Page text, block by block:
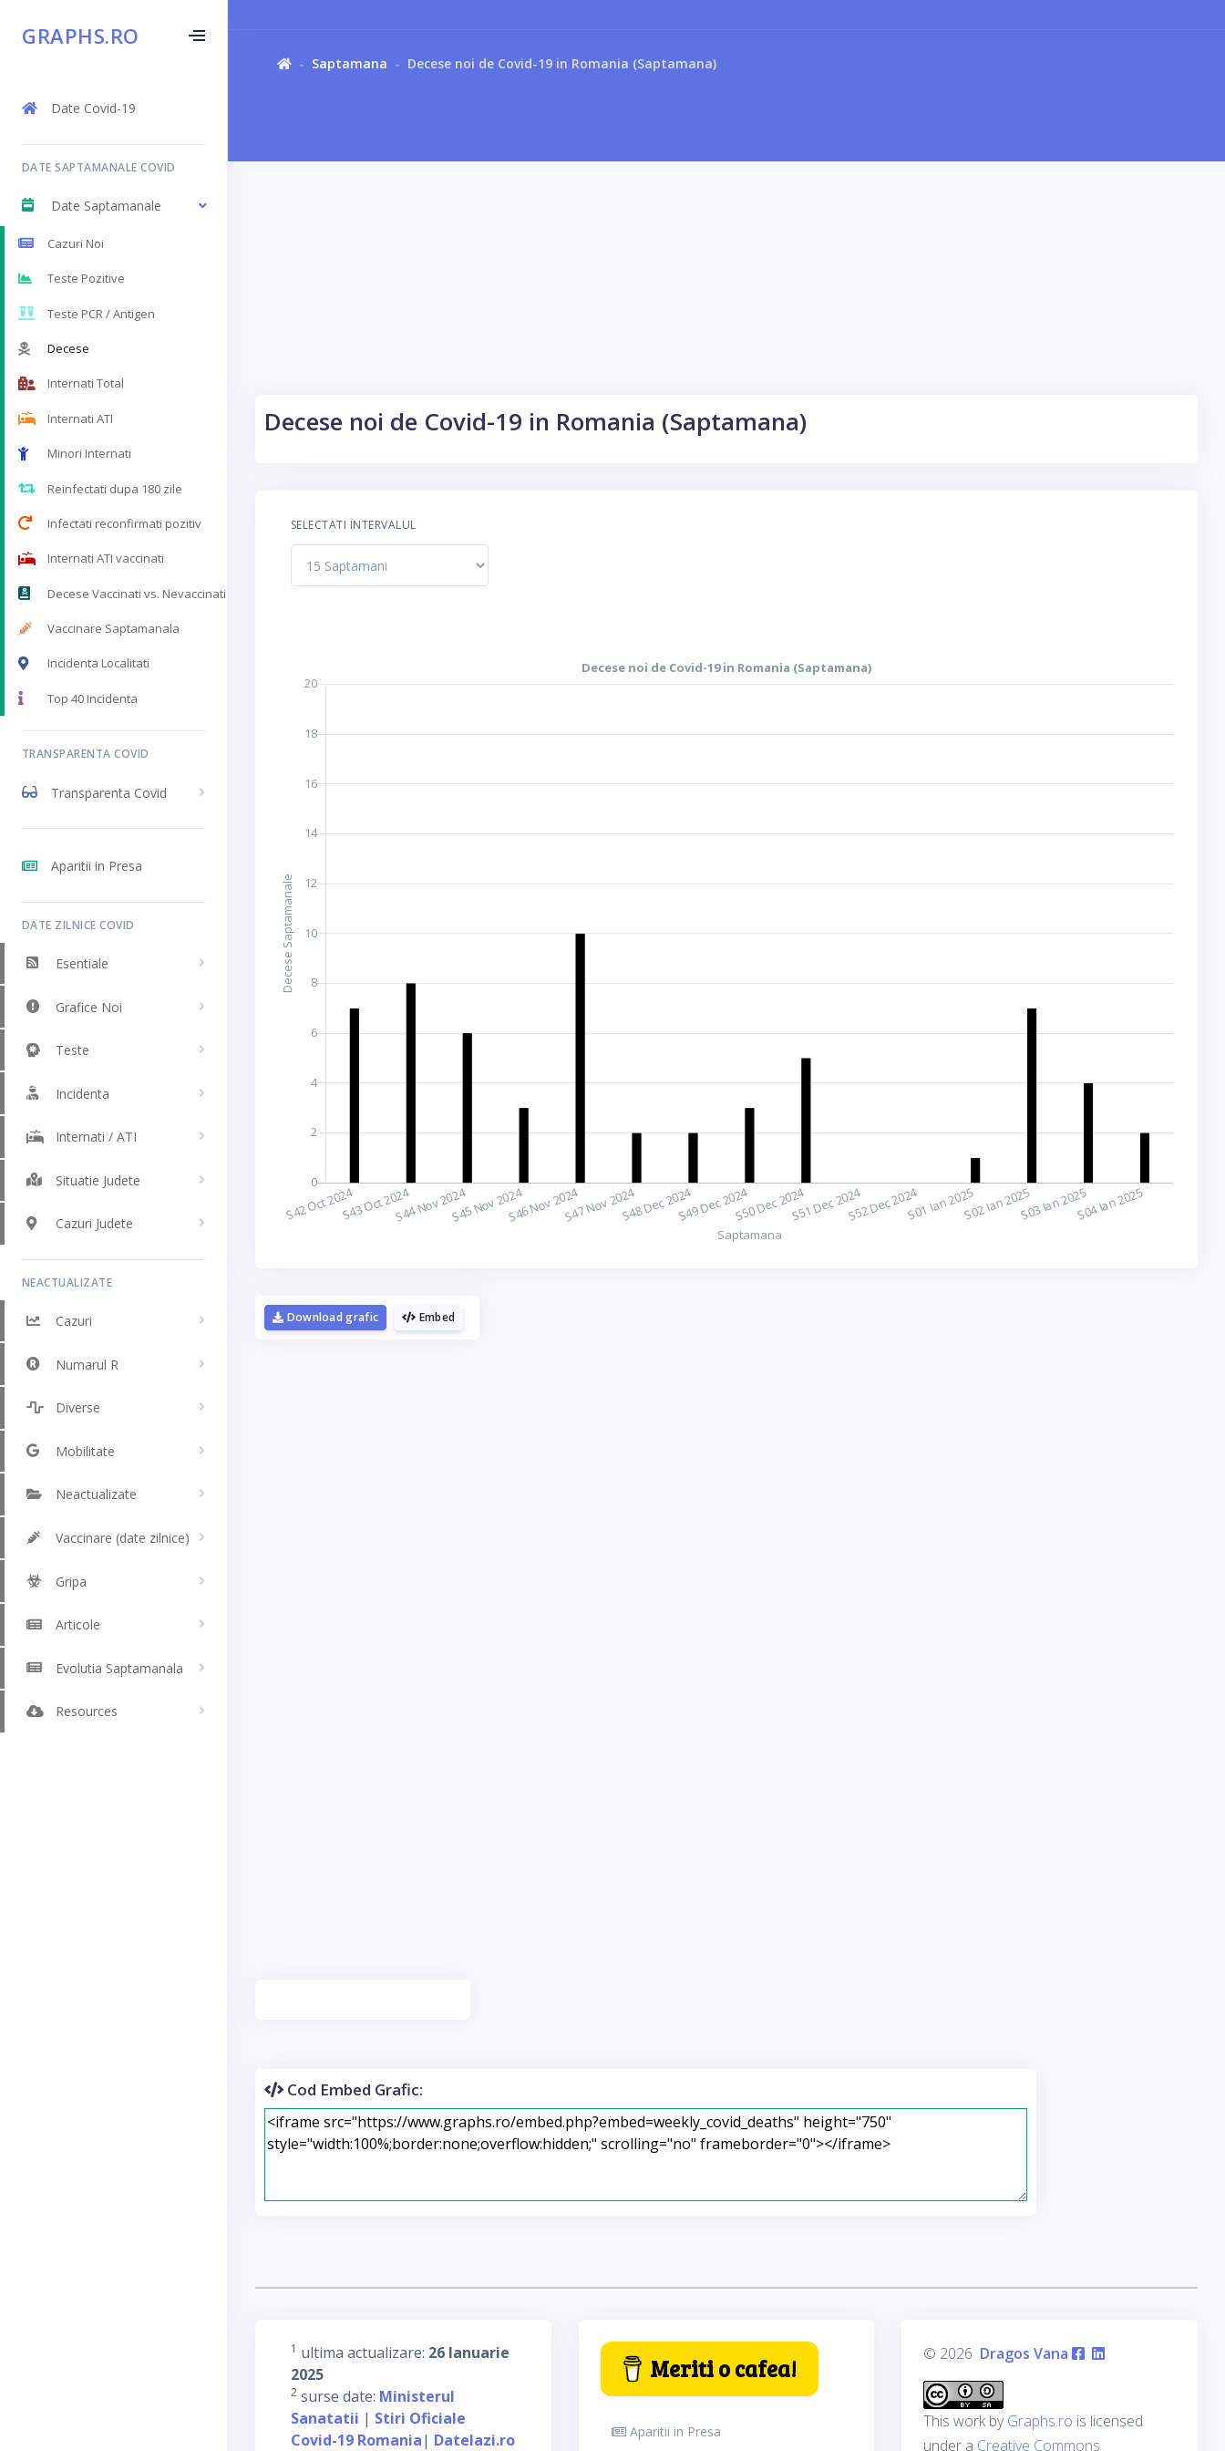
GRAPHS.RO
Date Covid-19
DATE SAPTAMANALE COVID
Date Saptamanale
Cazuri Noi
Teste Pozitive
Teste PCR / Antigen
Decese
Internati Total
Internati ATI
Minori Internati
Reinfectati dupa 180 zile
Infectati reconfirmati pozitiv
Internati ATI vaccinati
Decese Vaccinati vs. Nevaccinati
Vaccinare Saptamanala
Incidenta Localitati
Top 40 Incidenta
TRANSPARENTA COVID
Transparenta Covid
Aparitii in Presa
DATE ZILNICE COVID
Esentiale
Grafice Noi
Teste
Incidenta
Internati / ATI
Situatie Judete
Cazuri Judete
NEACTUALIZATE
Cazuri
Numarul R
Diverse
Mobilitate
Neactualizate
Vaccinare (date zilnice)
Gripa
Articole
Evolutia Saptamanala
Resources
Saptamana Decese noi de Covid-19 in Romania (Saptamana)
Decese noi de Covid-19 in Romania (Saptamana)
SELECTATI INTERVALUL
Embed
Download grafic
Cod Embed Grafic:
1 ultima actualizare: 26 Ianuarie
2025
2 surse date: Ministerul
Sanatatii | Stiri Oficiale
Covid-19 Romania| Datelazi.ro
Meriti o cafea!
Aparitii in Presa
© 2026 Dragos Vana
This work byGraphs.ro is licensed
under a Creative Commons